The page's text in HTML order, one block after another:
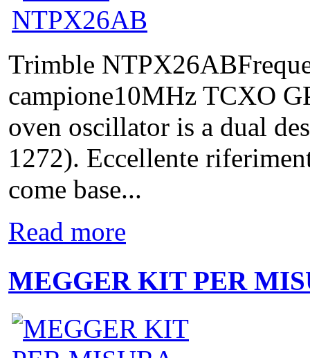
Trimble
campione10MHz TCXO
oven oscillator is a dual
1272). Eccellente
come base...
Read more
MEGGER KIT PER